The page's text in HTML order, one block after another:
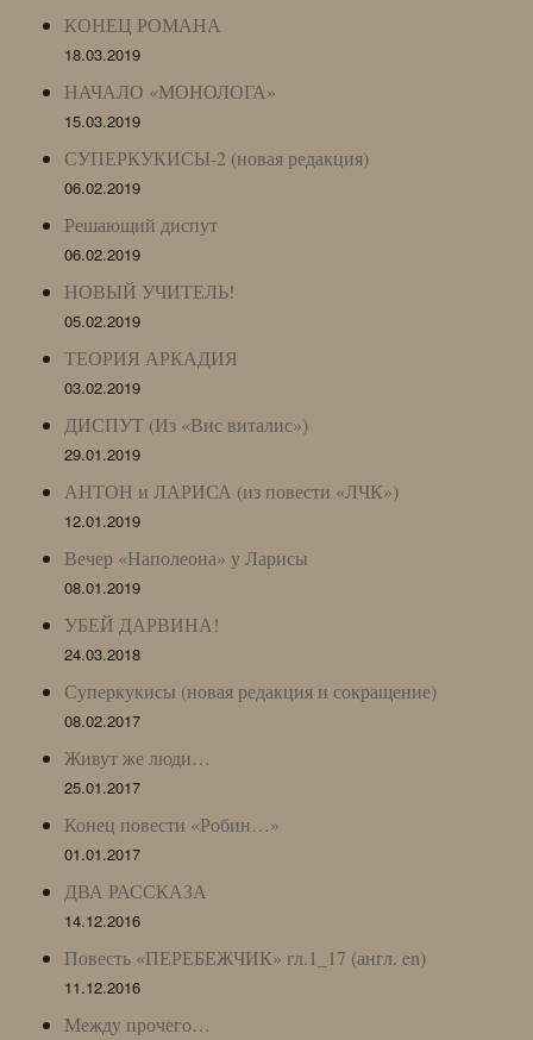
КОНЕЦ РОМАНА
18.03.2019
НАЧАЛО «МОНОЛОГА»
15.03.2019
СУПЕРКУКИСЫ-2 (новая редакция)
06.02.2019
Решающий диспут
06.02.2019
НОВЫЙ УЧИТЕЛЬ!
05.02.2019
ТЕОРИЯ АРКАДИЯ
03.02.2019
ДИСПУТ (Из «Вис виталис»)
29.01.2019
АНТОН и ЛАРИСА (из повести «ЛЧК»)
12.01.2019
Вечер «Наполеона» у Ларисы
08.01.2019
УБЕЙ ДАРВИНА!
24.03.2018
Суперкукисы (новая редакция и сокращение)
08.02.2017
Живут же люди…
25.01.2017
Конец повести «Робин…»
01.01.2017
ДВА РАССКАЗА
14.12.2016
Повесть «ПЕРЕБЕЖЧИК» гл.1_17 (англ. en)
11.12.2016
Между прочего…